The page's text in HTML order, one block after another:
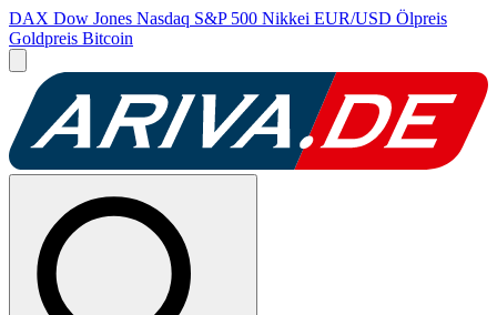
DAX Dow Jones Nasdaq S&P 500 Nikkei EUR/USD Ölpreis
Goldpreis Bitcoin